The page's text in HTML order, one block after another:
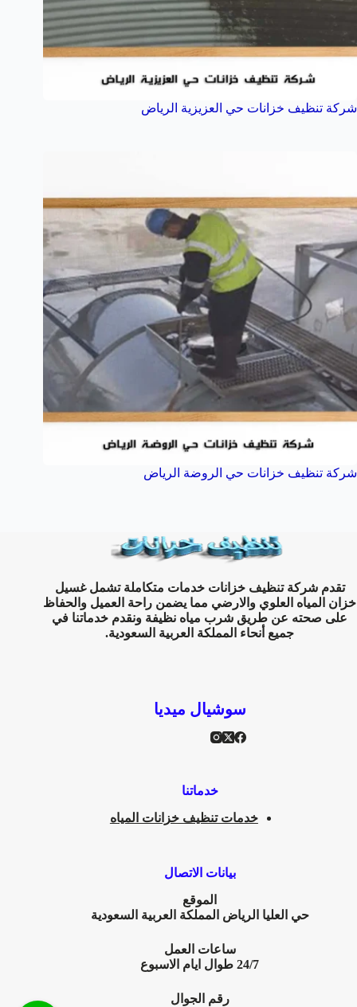
شركة تنظيف خزانات حي العزيزية الرياض
شركة تنظيف خزانات حي الروضة الرياض
تقدم شركة تنظيف خزانات خدمات متكاملة تشمل غسيل
خزان المياه العلوي والارضي مما يضمن راحة العميل والحفاظ
على صحته عن طريق شرب مياه نظيفة ونقدم خدماتنا في
جميع أنحاء المملكة العربية السعودية.
سوشيال ميديا
خدماتنا
خدمات تنظيف خزانات المياه
بيانات الاتصال
الموقع
حي العليا الرياض المملكة العربية السعودية
ساعات العمل
24/7 طوال ايام الاسبوع
رقم الجوال